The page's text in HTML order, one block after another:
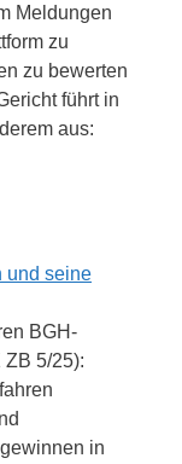
Meldungen
zu
zu bewerten
führt in
aus:
und seine
BGH-
ZB 5/25):
in